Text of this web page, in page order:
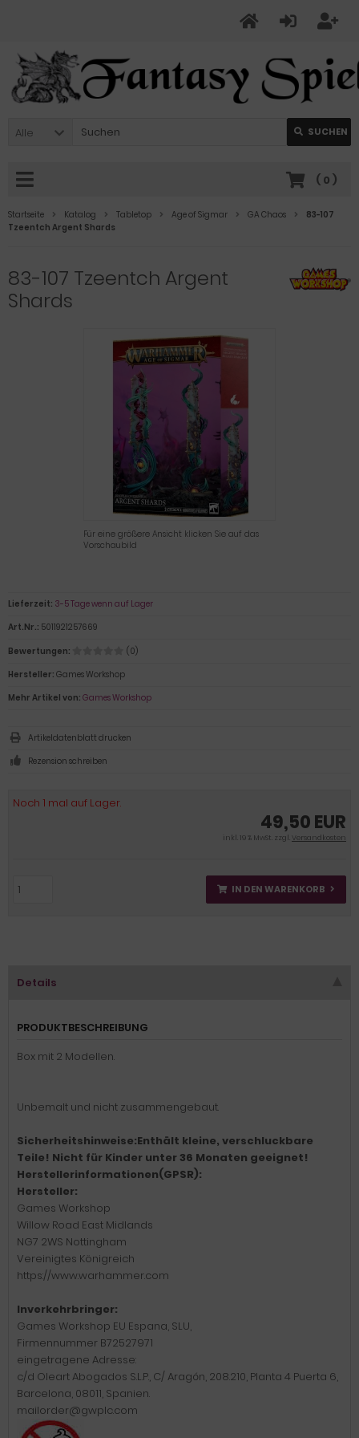
Alle SUCHEN
( 0 )
Startseite Katalog Tabletop Age of Sigmar GA Chaos
83-107
Tzeentch Argent Shards
83-107 Tzeentch Argent
Shards
Für eine größere Ansicht klicken Sie auf das
Vorschaubild
Noch 1 mal auf Lager.
49,50 EUR
inkl. 19 % MwSt. zzgl.Versandkosten
IN DEN WARENKORB
Lieferzeit: 3-5 Tage wenn auf Lager
Art.Nr.: 5011921257669
Bewertungen:
(0)
Hersteller: Games Workshop
Mehr Artikel von: Games Workshop
Artikeldatenblatt drucken
Rezension schreiben
Details
PRODUKTBESCHREIBUNG
Box mit 2 Modellen.
Unbemalt und nicht zusammengebaut.
Sicherheitshinweise:Enthält kleine, verschluckbare
Teile! Nicht für Kinder unter 36 Monaten geeignet!
Herstellerinformationen(GPSR):
Hersteller:
Games Workshop
Willow Road East Midlands
NG7 2WS Nottingham
Vereinigtes Königreich
https://www.warhammer.com
Inverkehrbringer:
Games Workshop EU Espana, SLU,
Firmennummer B72527971
eingetragene Adresse:
c/d Oleart Abogados S.L.P., C/ Aragón, 208.210, Planta 4 Puerta 6,
Barcelona, 08011, Spanien.
mailorder@gwplc.com